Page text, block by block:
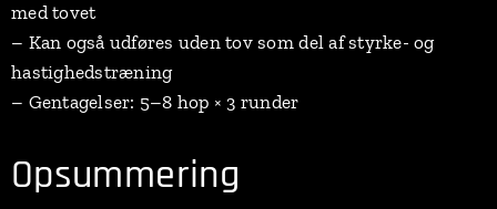
med tovet
– Kan også udføres uden tov som del af styrke- og
hastighedstræning
– Gentagelser: 5–8 hop × 3 runder
Opsummering